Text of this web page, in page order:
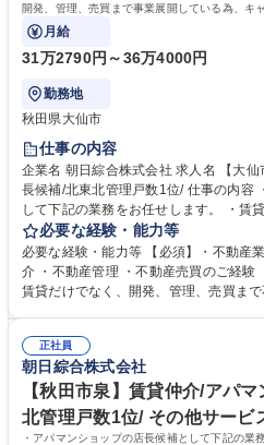
開発、管理、売買まで事業展開している為、キ
月給
31万2790円～36万4000円
勤務地
秋田県大仙市
仕事の内容
企業名 朝日綜合株式会社 求人名 【大仙市】賃貸仲介/アパマンショップ店
長候補/北東北管理戸数1位/ 仕事の内容 ・アパマンショップの店長候補と
して下記の業務をお任せします。 ・賃
で事業展開している為、キャリアパスが豊富です。 【詳
件の仕入・取得、リノベーション提案
日々の進捗管理・スタッフ教育 ・行動
は私有車を使用します。 【サービス】
仲介/アパマンショップ店長候補/北東北
必要な経験・能力等
必要な経験・能力等 【必須】・不動産
介 ・不動産管理 ・不動産売買のご経験
賃貸だけでなく、開発、管理、売買ま
創業当初から、街づくり貢献のため、
地域のスポーツチームのスポンサーや
いた企業として、これからも地域の役に立つ
学歴：大学院 大学 高専 短大 専修学校
士 第一種運転免許普通自動車
正社員
朝日綜合株式会社
【秋田市泉】賃貸仲介/アパ
北管理戸数1位/ その他サービ
・アパマンショップの店長候補として下記の